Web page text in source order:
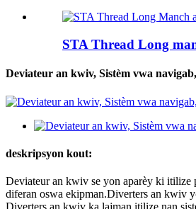
STA Thread Long
Deviateur an kwiv, Sistèm vwa
deskripsyon kout:
Deviateur an kwiv se yon aparèy ki
diferan oswa ekipman.Diverters an kwiv